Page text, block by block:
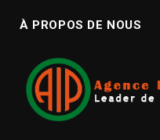
À PROPOS DE NOUS